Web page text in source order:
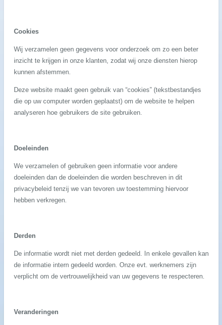
Cookies
Wij verzamelen geen gegevens voor onderzoek om zo een beter
inzicht te krijgen in onze klanten, zodat wij onze diensten hierop
kunnen afstemmen.
Deze website maakt geen gebruik van “cookies” (tekstbestandjes
die op uw computer worden geplaatst) om de website te helpen
analyseren hoe gebruikers de site gebruiken.
Doeleinden
We verzamelen of gebruiken geen informatie voor andere
doeleinden dan de doeleinden die worden beschreven in dit
privacybeleid tenzij we van tevoren uw toestemming hiervoor
hebben verkregen.
Derden
De informatie wordt niet met derden gedeeld. In enkele gevallen kan
de informatie intern gedeeld worden. Onze evt. werknemers zijn
verplicht om de vertrouwelijkheid van uw gegevens te respecteren.
Veranderingen